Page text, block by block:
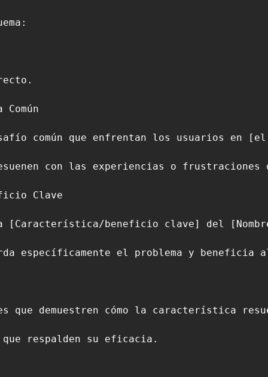
común que enfrentan los
con las experiencias o
Clave
[Característica/beneficio clave] del
específicamente el problema y beneficia
que demuestren cómo la característica
respalden su eficacia.